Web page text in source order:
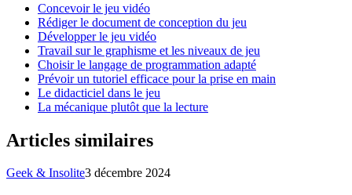
Concevoir le jeu vidéo
Rédiger le document de conception du jeu
Développer le jeu vidéo
Travail sur le graphisme et les niveaux de jeu
Choisir le langage de programmation adapté
Prévoir un tutoriel efficace pour la prise en main
Le didacticiel dans le jeu
La mécanique plutôt que la lecture
Articles similaires
Geek & Insolite3 décembre 2024